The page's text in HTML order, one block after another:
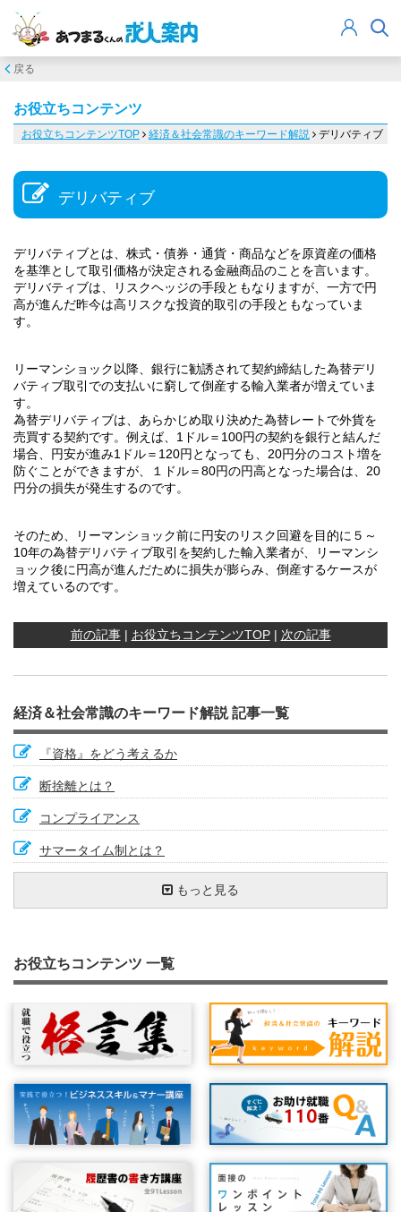
戻る
お役立ちコンテンツ
お役立ちコンテンツTOP 経済＆社会常識のキーワード解説 デリバティブ
デリバティブ
デリバティブとは、株式・債券・通貨・商品などを原資産の価格
を基準として取引価格が決定される金融商品のことを言います。
デリバティブは、リスクヘッジの手段ともなりますが、一方で円
高が進んだ昨今は高リスクな投資的取引の手段ともなっていま
す。
リーマンショック以降、銀行に勧誘されて契約締結した為替デリ
バティブ取引での支払いに窮して倒産する輸入業者が増えていま
す。
為替デリバティブは、あらかじめ取り決めた為替レートで外貨を
売買する契約です。例えば、1ドル＝100円の契約を銀行と結んだ
場合、円安が進み1ドル＝120円となっても、20円分のコスト増を
防ぐことができますが、１ドル＝80円の円高となった場合は、20
円分の損失が発生するのです。
そのため、リーマンショック前に円安のリスク回避を目的に５～
10年の為替デリバティブ取引を契約した輸入業者が、リーマンシ
ョック後に円高が進んだために損失が膨らみ、倒産するケースが
増えているのです。
前の記事| お役立ちコンテンツTOP| 次の記事
経済＆社会常識のキーワード解説 記事一覧
『資格』をどう考えるか
断捨離とは？
コンプライアンス
サマータイム制とは？
ワークライフバランス
有効求人倍率
ジョブ・カード制度
ウォームビズ（WARM BIZ）
年金確保支援法とは
ＢＣＰとは
ソーシャルビジネス
ＴＰＰ（環太平洋経済連携協定）とは？
待機児童
プライマリーバランス
産業空洞化
電力自由化を促進する『ＰＰＳ』
秋入学
情報リテラシー
製造物責任（ＰＬ）法
コンピテンシー
ＣＳＲ
労災保険とは？
パートタイムで働く人を守る法律
マイナンバー制度
雇止め
再生可能エネルギー発電促進賦課金
総括原価方式
株式公開
衆議院議員総選挙とは
ストックオプション制度
ステルスマーケティング
インフレ目標
ＰＭ２．５
インフレとデフレの違い
ハラスメント
もっと見る
お役立ちコンテンツ 一覧